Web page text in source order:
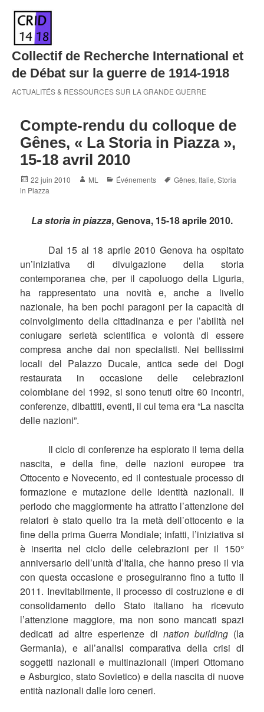
content
Collectif de Recherche International et
de Débat sur la guerre de 1914-1918
ACTUALITÉS & RESSOURCES SUR LA GRANDE GUERRE
Compte-rendu du colloque de
Gênes, « La Storia in Piazza »,
15-18 avril 2010
Posted
on
22 juin 2010 Author
ML Categories
Événements Tags
Gênes, Italie,Storia
in Piazza
La storia in piazza, Genova, 15-18 aprile 2010.
Dal 15 al 18 aprile 2010 Genova ha ospitato
un’iniziativa di divulgazione della storia
contemporanea che, per il capoluogo della Liguria,
ha rappresentato una novità e, anche a livello
nazionale, ha ben pochi paragoni per la capacità di
coinvolgimento della cittadinanza e per l’abilità nel
coniugare serietà scientifica e volontà di essere
compresa anche dai non specialisti. Nei bellissimi
locali del Palazzo Ducale, antica sede dei Dogi
restaurata in occasione delle celebrazioni
colombiane del 1992, si sono tenuti oltre 60 incontri,
conferenze, dibattiti, eventi, il cui tema era “La nascita
delle nazioni”.
Il ciclo di conferenze ha esplorato il tema della
nascita, e della fine, delle nazioni europee tra
Ottocento e Novecento, ed il contestuale processo di
formazione e mutazione delle identità nazionali. Il
periodo che maggiormente ha attratto l’attenzione dei
relatori è stato quello tra la metà dell’ottocento e la
fine della prima Guerra Mondiale; infatti, l’iniziativa si
è inserita nel ciclo delle celebrazioni per il 150°
anniversario dell’unità d’Italia, che hanno preso il via
con questa occasione e proseguiranno fino a tutto il
2011. Inevitabilmente, il processo di costruzione e di
consolidamento dello Stato italiano ha ricevuto
l’attenzione maggiore, ma non sono mancati spazi
dedicati ad altre esperienze di nation building (la
Germania), e all’analisi comparativa della crisi di
soggetti nazionali e multinazionali (imperi Ottomano
e Asburgico, stato Sovietico) e della nascita di nuove
entità nazionali dalle loro ceneri.